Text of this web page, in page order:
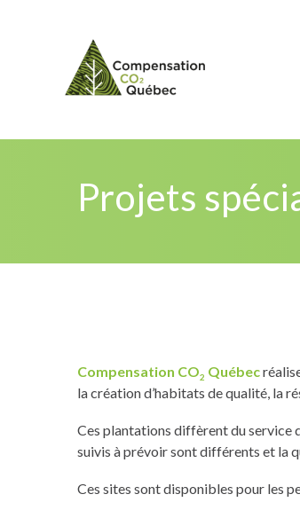
Projets
Compensation CO2 Québec
la création d’habitats de qualité, la
Ces plantations diffèrent du service
suivis à prévoir sont différents et la
Ces sites sont disponibles pour les